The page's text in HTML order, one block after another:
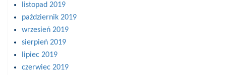
listopad 2019
październik 2019
wrzesień 2019
sierpień 2019
lipiec 2019
czerwiec 2019